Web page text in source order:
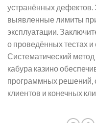
устранённых дефектов.
выявленные лимиты
эксплуатации.
о проведённых тестах и
Систематический
кабура казино
программных решений,
клиентов и конечных